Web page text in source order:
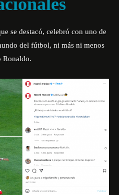
se destacó, celebró con uno de
del fútbol, ni más ni menos
Ronaldo.